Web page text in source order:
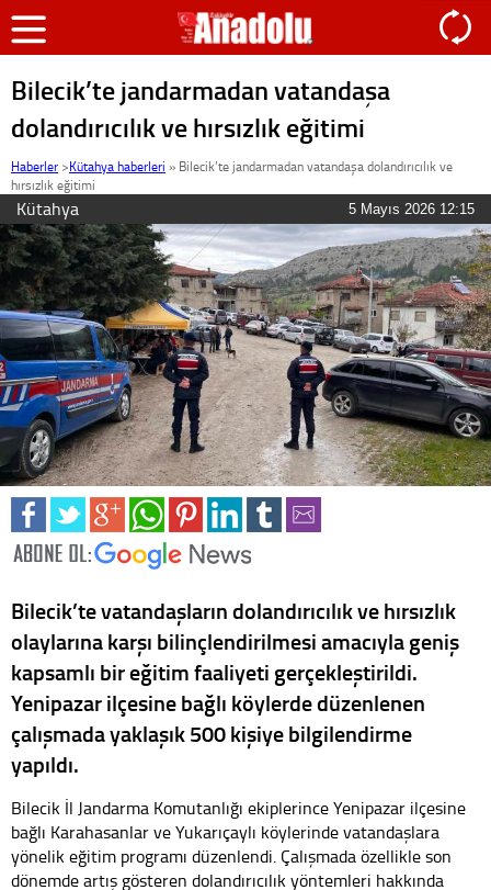
Bilecik’te jandarmadan vatandaşa
dolandırıcılık ve hırsızlık eğitimi
Haberler >Kütahya haberleri » Bilecik’te jandarmadan vatandaşa dolandırıcılık ve
hırsızlık eğitimi
Kütahya 5 Mayıs 2026 12:15
Bilecik’te vatandaşların dolandırıcılık ve hırsızlık
olaylarına karşı bilinçlendirilmesi amacıyla geniş
kapsamlı bir eğitim faaliyeti gerçekleştirildi.
Yenipazar ilçesine bağlı köylerde düzenlenen
çalışmada yaklaşık 500 kişiye bilgilendirme
yapıldı.
Bilecik İl Jandarma Komutanlığı ekiplerince Yenipazar ilçesine
bağlı Karahasanlar ve Yukarıçaylı köylerinde vatandaşlara
yönelik eğitim programı düzenlendi. Çalışmada özellikle son
dönemde artış gösteren dolandırıcılık yöntemleri hakkında